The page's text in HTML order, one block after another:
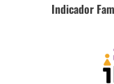
Indicador